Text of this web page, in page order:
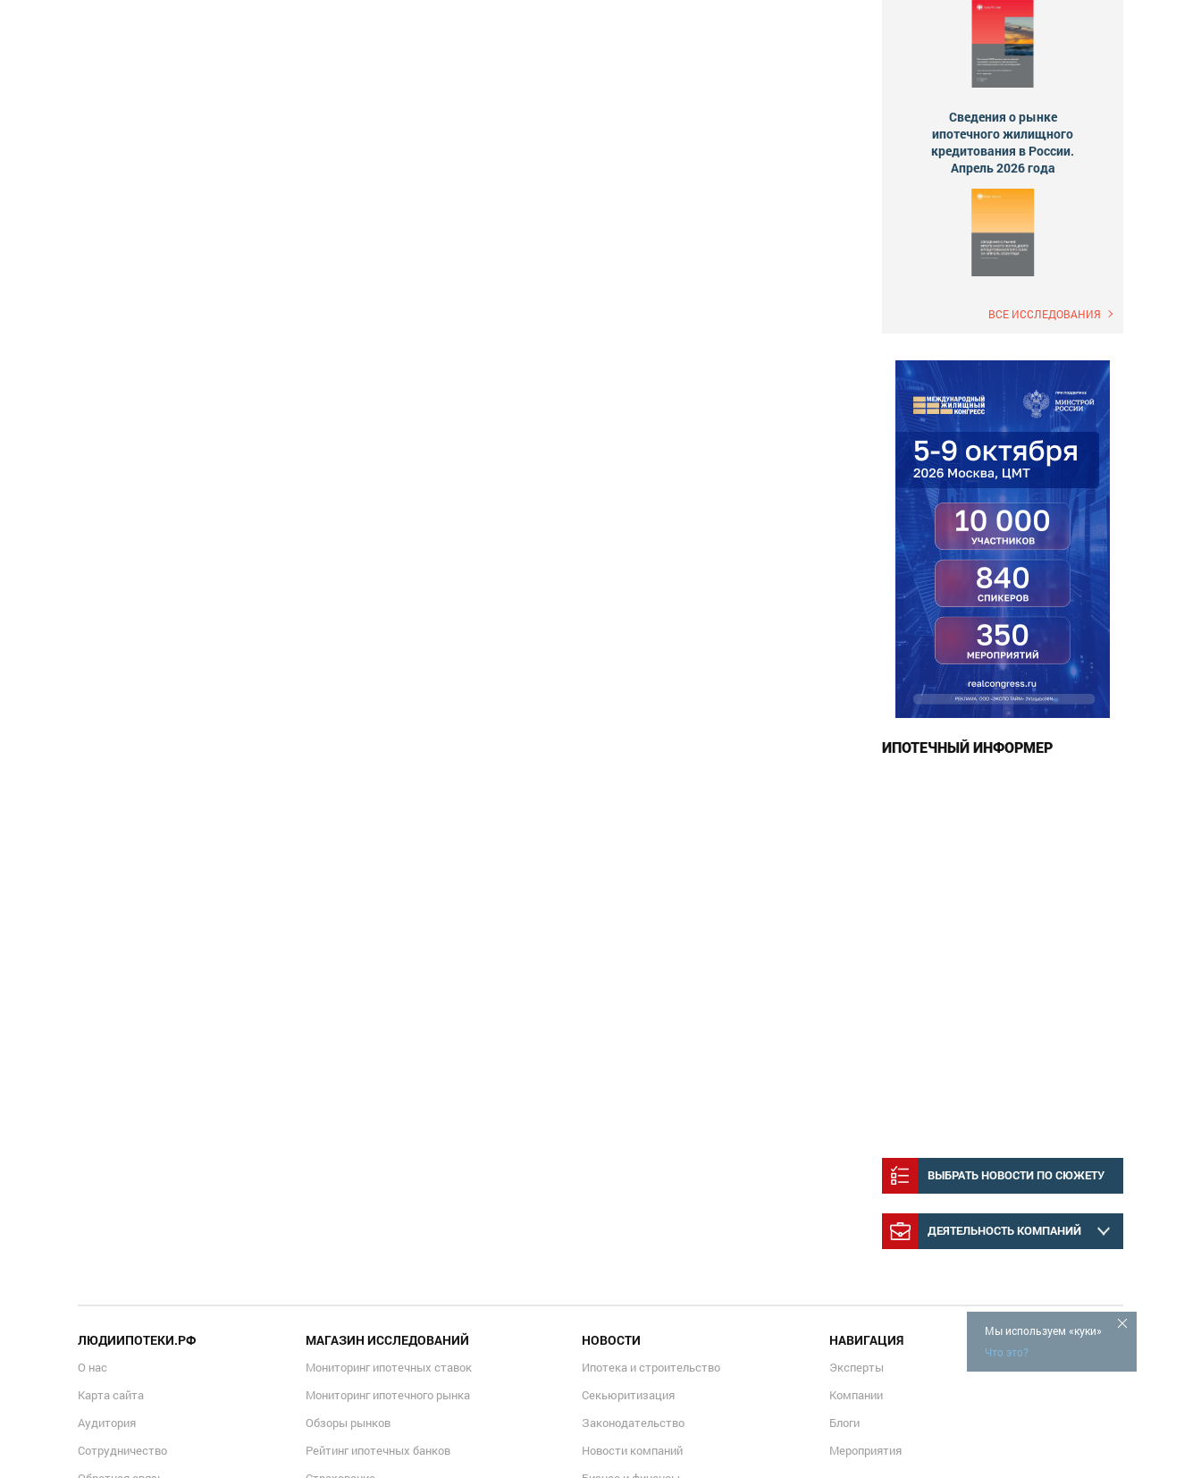
Сведения о рынке
ипотечного жилищного
кредитования в России.
Апрель 2026 года
ВСЕ ИССЛЕДОВАНИЯ
ИПОТЕЧНЫЙ ИНФОРМЕР
ВЫБРАТЬ НОВОСТИ ПО СЮЖЕТУ
ДЕЯТЕЛЬНОСТЬ КОМПАНИЙ
Мы используем «куки»
Что это?
ЛЮДИИПОТЕКИ.РФ
О нас
Карта сайта
Аудитория
Сотрудничество
МАГАЗИН ИССЛЕДОВАНИЙ
Мониторинг ипотечных ставок
Мониторинг ипотечного рынка
Обзоры рынков
Рейтинг ипотечных банков
НОВОСТИ
Ипотека и строительство
Секьюритизация
Законодательство
Новости компаний
НАВИГАЦИЯ
Эксперты
Компании
Блоги
Мероприятия